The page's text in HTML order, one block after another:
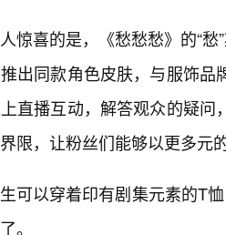
惊喜的是，《愁愁愁》的“
出同款角色皮肤，与服饰
直播互动，解答观众的疑
限，让粉丝们能够以更多元
可以穿着印有剧集元素的T
。